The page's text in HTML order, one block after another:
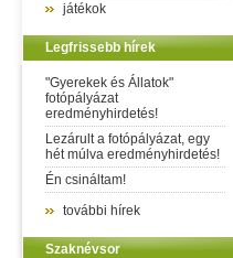
játékok
Legfrissebb hírek
"Gyerekek és Állatok"
fotópályázat
eredményhirdetés!
Lezárult a fotópályázat, egy
hét múlva eredményhirdetés!
Én csináltam!
további hírek
Szaknévsor